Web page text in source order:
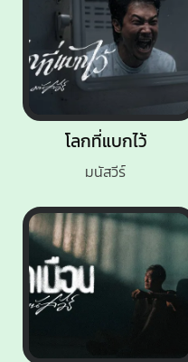
โลกที่แบกไว้
มนัสวีร์